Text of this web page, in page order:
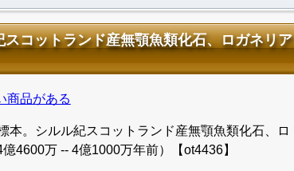
コットランド産無顎魚類化石、ロガネリア
商品がある
本。シルル紀スコットランド産無顎魚類化石、ロ
4600万 -- 4億1000万年前）【ot4436】